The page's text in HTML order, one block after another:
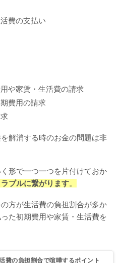
費の支払い
や家賃・生活費の請求
費用の請求
解消する時のお金の問題は非
形で一つ一つを片付けておか
ブルに繋がります。
方が生活費の負担割合が多か
た初期費用や家賃・生活費を
費の負担割合で喧嘩するポイント